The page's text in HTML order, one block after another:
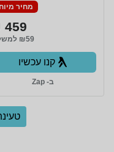
מחיר
459 ₪
₪59 למשלוח
קנו עכשיו
ב- Zap